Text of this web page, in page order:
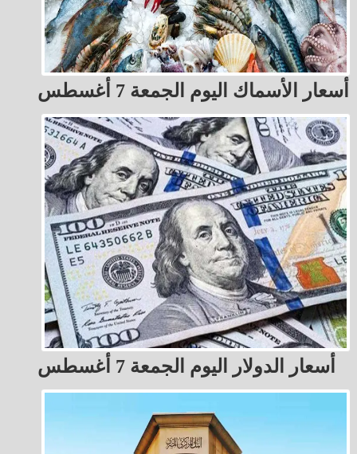
أسعار الأسماك اليوم الجمعة 7 أغسطس
أسعار الدولار اليوم الجمعة 7 أغسطس